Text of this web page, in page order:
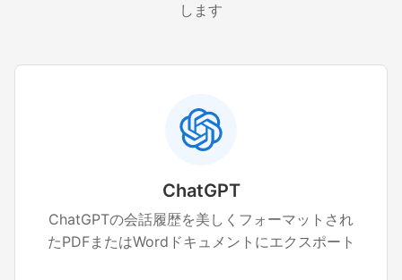
します
ChatGPT
ChatGPTの会話履歴を美しくフォーマットされ
たPDFまたはWordドキュメントにエクスポート